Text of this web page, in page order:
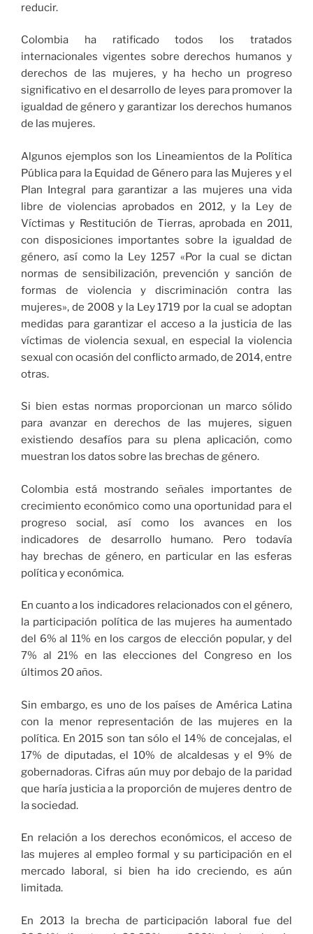
reducir.
Colombia ha ratificado todos los tratados
internacionales vigentes sobre derechos humanos y
derechos de las mujeres, y ha hecho un progreso
significativo en el desarrollo de leyes para promover la
igualdad de género y garantizar los derechos humanos
de las mujeres.
Algunos ejemplos son los Lineamientos de la Política
Pública para la Equidad de Género para las Mujeres y el
Plan Integral para garantizar a las mujeres una vida
libre de violencias aprobados en 2012, y la Ley de
Víctimas y Restitución de Tierras, aprobada en 2011,
con disposiciones importantes sobre la igualdad de
género, así como la Ley 1257 «Por la cual se dictan
normas de sensibilización, prevención y sanción de
formas de violencia y discriminación contra las
mujeres», de 2008 y la Ley 1719 por la cual se adoptan
medidas para garantizar el acceso a la justicia de las
víctimas de violencia sexual, en especial la violencia
sexual con ocasión del conflicto armado, de 2014, entre
otras.
Si bien estas normas proporcionan un marco sólido
para avanzar en derechos de las mujeres, siguen
existiendo desafíos para su plena aplicación, como
muestran los datos sobre las brechas de género.
Colombia está mostrando señales importantes de
crecimiento económico como una oportunidad para el
progreso social, así como los avances en los
indicadores de desarrollo humano. Pero todavía
hay brechas de género, en particular en las esferas
política y económica.
En cuanto a los indicadores relacionados con el género,
la participación política de las mujeres ha aumentado
del 6% al 11% en los cargos de elección popular, y del
7% al 21% en las elecciones del Congreso en los
últimos 20 años.
Sin embargo, es uno de los países de América Latina
con la menor representación de las mujeres en la
política. En 2015 son tan sólo el 14% de concejalas, el
17% de diputadas, el 10% de alcaldesas y el 9% de
gobernadoras. Cifras aún muy por debajo de la paridad
que haría justicia a la proporción de mujeres dentro de
la sociedad.
En relación a los derechos económicos, el acceso de
las mujeres al empleo formal y su participación en el
mercado laboral, si bien ha ido creciendo, es aún
limitada.
En 2013 la brecha de participación laboral fue del